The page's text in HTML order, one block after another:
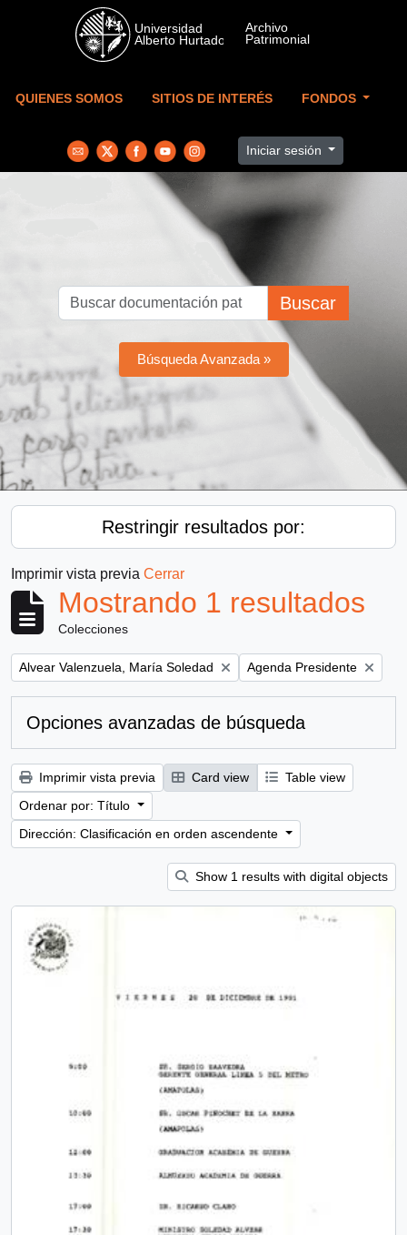
Skip to main content
QUIENES SOMOS SITIOS DE INTERÉS FONDOS
Iniciar sesión
Buscar
Búsqueda Avanzada »
Restringir resultados por:
Imprimir vista previa Cerrar
Mostrando 1 resultados
Colecciones
Remove filter:
Alvear Valenzuela, María Soledad Remove filter:
Agenda Presidente
Opciones avanzadas de búsqueda
Imprimir vista previa Card view
Table view
Ordenar por: Título
Dirección: Clasificación en orden ascendente
Show 1 results with digital objects